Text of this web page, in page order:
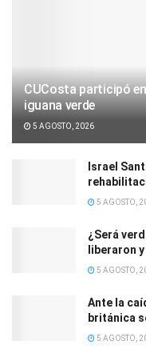
CUCosta participó
iguana verde
5 AGOSTO, 2026
Israel
5 AGOSTO,
¿Será
liberaron
5 AGOSTO,
Ante la
británica
5 AGOSTO,